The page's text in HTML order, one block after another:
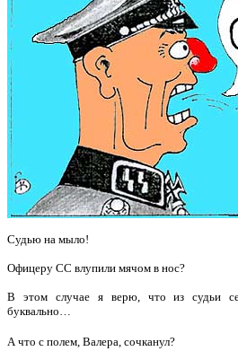
Судью на мыло!
Офицеру СС влупили мячом в нос?
В этом случае я верю, что из судьи
буквально…
А что с полем, Валера, сочканул?